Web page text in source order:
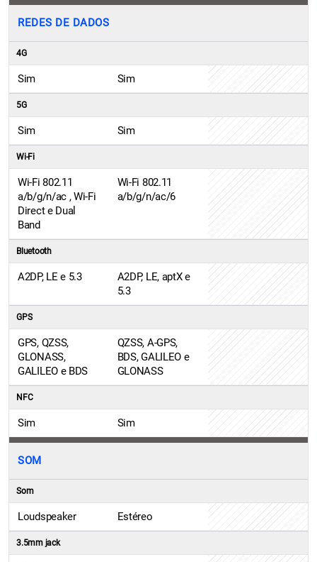
REDES DE DADOS
4G
Sim Sim
5G
Sim Sim
Wi-Fi
Wi-Fi 802.11
a/b/g/n/ac , Wi-Fi
Direct e Dual
Band
Wi-Fi 802.11
a/b/g/n/ac/6
Bluetooth
A2DP, LE e 5.3
A2DP, LE, aptX e
5.3
GPS
GPS, QZSS,
GLONASS,
GALILEO e BDS
QZSS, A-GPS,
BDS, GALILEO e
GLONASS
NFC
Sim Sim
SOM
Som
Loudspeaker Estéreo
3.5mm jack